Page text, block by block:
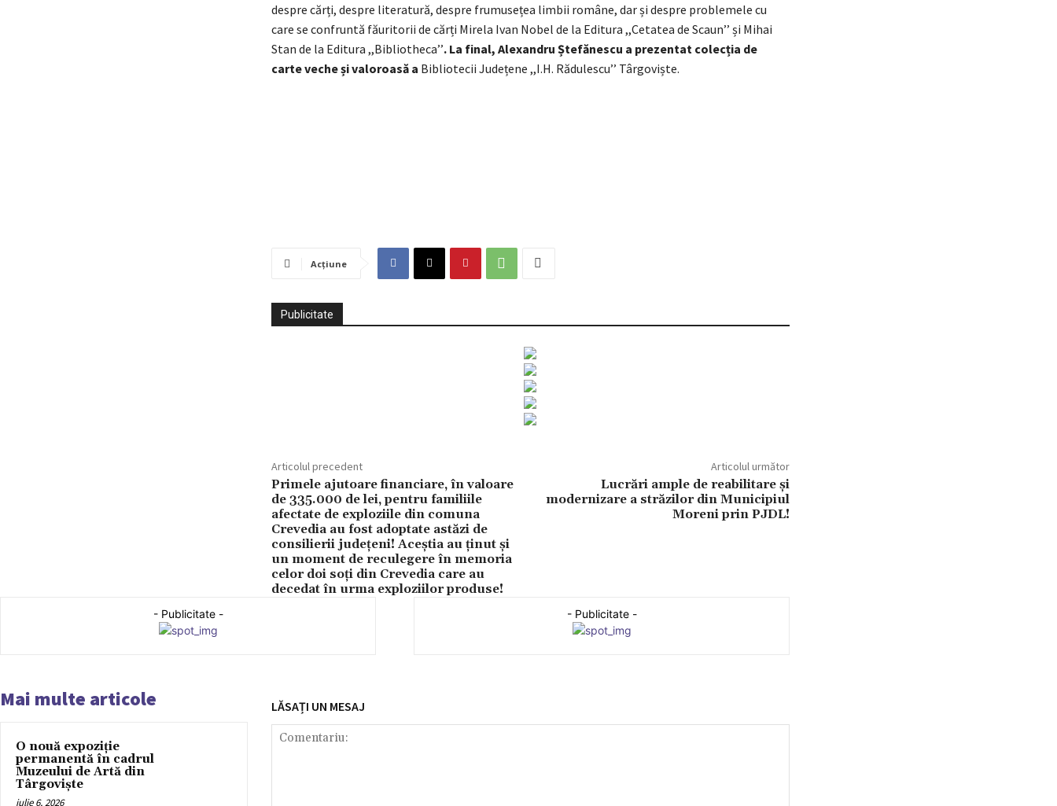
despre cărți, despre literatură, despre frumusețea limbii române, dar și despre problemele cu
care se confruntă făuritorii de cărți Mirela Ivan Nobel de la Editura ,,Cetatea de Scaun’’ și Mihai
Stan de la Editura ,,Bibliotheca’’. La final, Alexandru Ștefănescu a prezentat colecția de
carte veche și valoroasă a Bibliotecii Județene ,,I.H. Rădulescu’’ Târgoviște.
Acțiune
Publicitate
Articolul precedent
Primele ajutoare financiare, în valoare
de 335.000 de lei, pentru familiile
afectate de exploziile din comuna
Crevedia au fost adoptate astăzi de
consilierii județeni! Aceștia au ținut și
un moment de reculegere în memoria
celor doi soți din Crevedia care au
decedat în urma exploziilor produse!
Articolul următor
Lucrări ample de reabilitare și
modernizare a străzilor din Municipiul
Moreni prin PJDL!
- Publicitate - - Publicitate -
Mai multe articole
O nouă expoziție
permanentă în cadrul
Muzeului de Artă din
Târgoviște
iulie 6, 2026
LĂSAȚI UN MESAJ